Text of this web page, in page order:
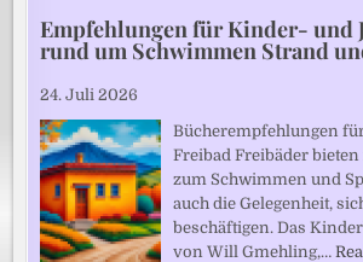
Empfehlungen für Kinder- und
rund um Schwimmen Strand
24. Juli 2026
Bücherempfehlungen
Freibad Freibäder
zum Schwimmen und
auch die Gelegenheit,
beschäftigen. Das
von Will Gmehling,…